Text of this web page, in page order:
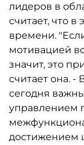
лидеров в
считает, что
времени.
мотивацией
значит, это
считает она. -
сегодня
управлением
достижением